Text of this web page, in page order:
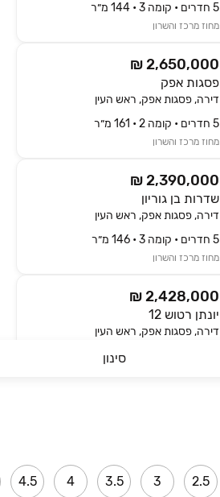
סינון
2.5
3
3.5
4
4.5
5 חדרים • קומה ‎3‏ • 144 מ״ר
מחוז מרכז והשרון
₪ 2,650,000
פסגות אפק
דירה, פסגות אפק, ראש העין
5 חדרים • קומה ‎2‏ • 161 מ״ר
מחוז מרכז והשרון
₪ 2,390,000
שדרות בן גוריון
דירה, פסגות אפק, ראש העין
5 חדרים • קומה ‎3‏ • 146 מ״ר
מחוז מרכז והשרון
₪ 2,428,000
יונתן רטוש 12
דירה, פסגות אפק, ראש העין
3 חדרים • קומה ‎קרקע‏ • 140 מ״ר
מחוז מרכז והשרון